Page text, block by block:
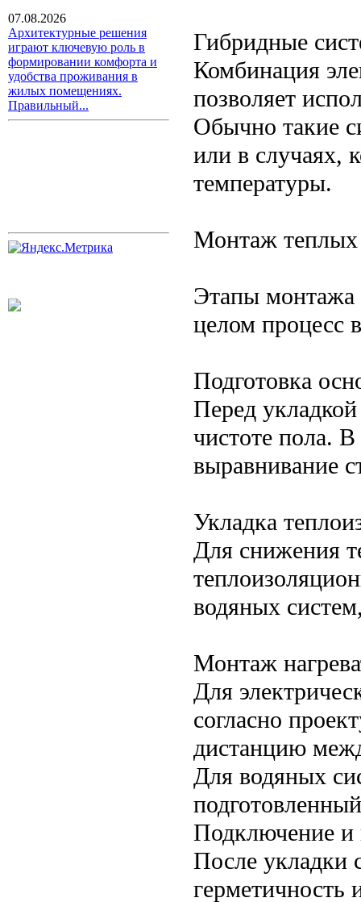
07.08.2026
Архитектурные решения
играют ключевую роль в
формировании комфорта и
удобства проживания в
жилых помещениях.
Правильный...
Гибридные
Комбинация
позволяет
Обычно такие
или в случаях,
температуры.
Монтаж теплых
Этапы монтажа
целом процесс
Подготовка
Перед
чистоте пола.
выравнивание
Укладка
Для снижения
водяных
Монтаж
Для
согласно
дистанцию
Для водяных
Подключение и
После укладки
герметичность